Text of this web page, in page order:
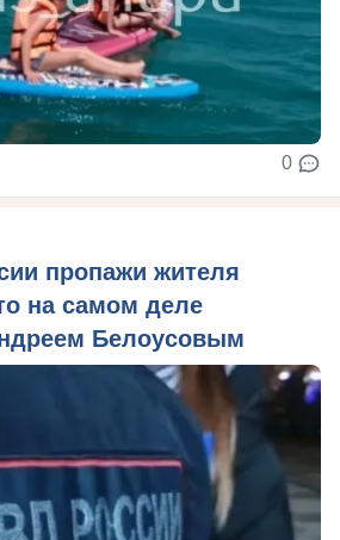
0
пропажи жителя
на самом деле
Белоусовым